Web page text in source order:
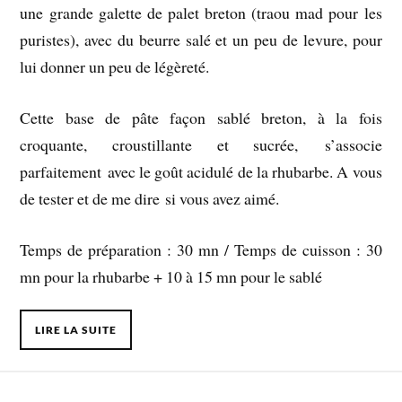
une grande galette de palet breton (traou mad pour les
puristes), avec du beurre salé et un peu de levure, pour
lui donner un peu de légèreté.
Cette base de pâte façon sablé breton, à la fois
croquante, croustillante et sucrée, s’associe
parfaitement avec le goût acidulé de la rhubarbe. A vous
de tester et de me dire si vous avez aimé.
Temps de préparation : 30 mn / Temps de cuisson : 30
mn pour la rhubarbe + 10 à 15 mn pour le sablé
LIRE LA SUITE